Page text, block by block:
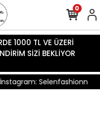
1000 TL VE ÜZERİ
SİZİ BEKLİYOR
Selenfashionn
0